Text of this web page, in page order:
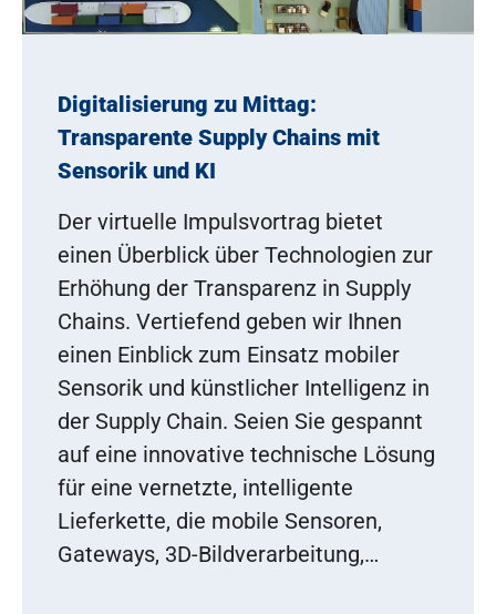
Digitalisierung zu Mittag:
Transparente Supply Chains mit
Sensorik und KI
Der virtuelle Impulsvortrag bietet
einen Überblick über Technologien zur
Erhöhung der Transparenz in Supply
Chains. Vertiefend geben wir Ihnen
einen Einblick zum Einsatz mobiler
Sensorik und künstlicher Intelligenz in
der Supply Chain. Seien Sie gespannt
auf eine innovative technische Lösung
für eine vernetzte, intelligente
Lieferkette, die mobile Sensoren,
Gateways, 3D-Bildverarbeitung,…